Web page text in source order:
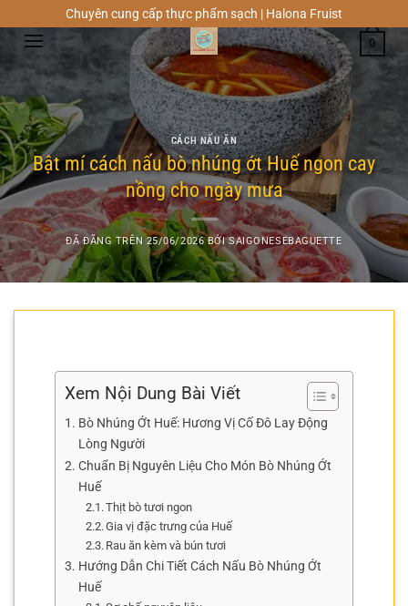
đến
dung
Chuyên cung cấp thực phẩm sạch | Halona Fruist
0
CÁCH NẤU ĂN
Bật mí cách nấu bò nhúng ớt Huế ngon cay
nồng cho ngày mưa
ĐÃ ĐĂNG TRÊN25/06/2026 BỞISAIGONESEBAGUETTE
Xem Nội Dung Bài Viết
Bò Nhúng Ớt Huế: Hương Vị Cố Đô Lay Động
Lòng Người
Chuẩn Bị Nguyên Liệu Cho Món Bò Nhúng Ớt
Huế
Thịt bò tươi ngon
Gia vị đặc trưng của Huế
Rau ăn kèm và bún tươi
Hướng Dẫn Chi Tiết Cách Nấu Bò Nhúng Ớt
Huế